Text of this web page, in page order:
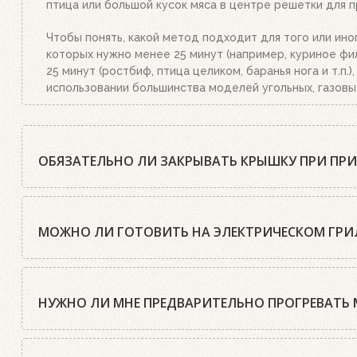
птица или большой кусок мяса в центре решетки для
Чтобы понять, какой метод подходит для того или
которых нужно менее 25 минут (например, куриное
25 минут (ростбиф, птица целиком, баранья нога и
использовании большинства моделей угольных,
ОБЯЗАТЕЛЬНО ЛИ ЗАКРЫВАТЬ КРЫШКУ ПРИ
нужно открыть крышку только два раза: первый раз,
Блюда, приготовленные под крышкой, получаются
поджаривает продукт, при этом блюда сохраняют
пламени. При же открытой крышке пищу придется
МОЖНО ЛИ ГОТОВИТЬ НА ЭЛЕКТРИЧЕСКОМ
Кроме этого, электрические грили имеют чугунные
этого, на электрических грилях Weber можно не
НУЖНО ЛИ МНЕ ПРЕДВАРИТЕЛЬНО ПРОГРЕВАТЬ